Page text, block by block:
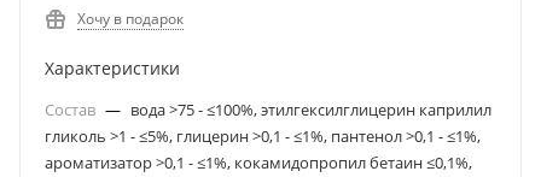
Хочу в подарок
Характеристики
Состав — вода >75 - ≤100%, этилгексилглицерин каприлил
гликоль >1 - ≤5%, глицерин >0,1 - ≤1%, пантенол >0,1 - ≤1%,
ароматизатор >0,1 - ≤1%, кокамидопропил бетаин ≤0,1%,